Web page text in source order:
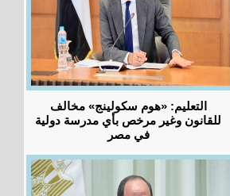
التعليم: «هوم سكولينج» مخالف
للقانون وغير مرخص بأي مدرسة دولية
في مصر